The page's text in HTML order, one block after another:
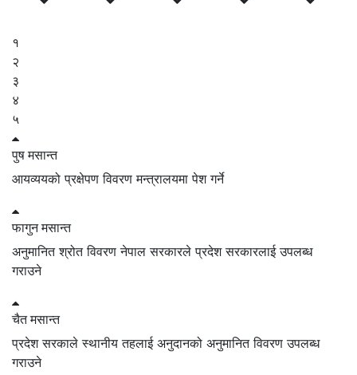
१
२
३
४
५
पुषमसान्त
आयव्ययको प्रक्षेपण विवरण मन्त्रालयमा पेश गर्ने
फागुनमसान्त
अनुमानित श्रोत विवरण नेपाल सरकारले प्रदेश सरकारलाई उपलब्ध
गराउने
चैतमसान्त
प्रदेश सरकाले स्थानीय तहलाई अनुदानको अनुमानित विवरण उपलब्ध
गराउने